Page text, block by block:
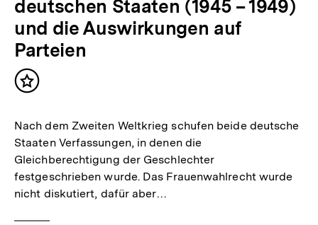
deutschen Staaten (1945 – 1949)
und die Auswirkungen auf
Parteien
Inhalt
Nach dem Zweiten Weltkrieg schufen beide deutsche
Staaten Verfassungen, in denen die
Gleichberechtigung der Geschlechter
festgeschrieben wurde. Das Frauenwahlrecht wurde
nicht diskutiert, dafür aber…